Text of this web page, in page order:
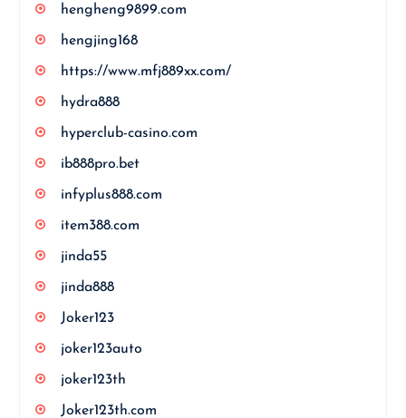
hengheng9899.com
hengjing168
https://www.mfj889xx.com/
hydra888
hyperclub-casino.com
ib888pro.bet
infyplus888.com
item388.com
jinda55
jinda888
Joker123
joker123auto
joker123th
Joker123th.com